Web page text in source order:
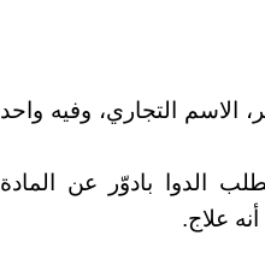
الاسم التجاري، وفيه واحد
الدوا بادوّر عن المادة
علاج.